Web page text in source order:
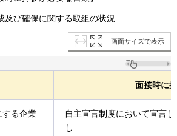
及び確保に関する取組の状況
画面サイズで表示
面接時に
する企業
自主宣言制度において宣言
し